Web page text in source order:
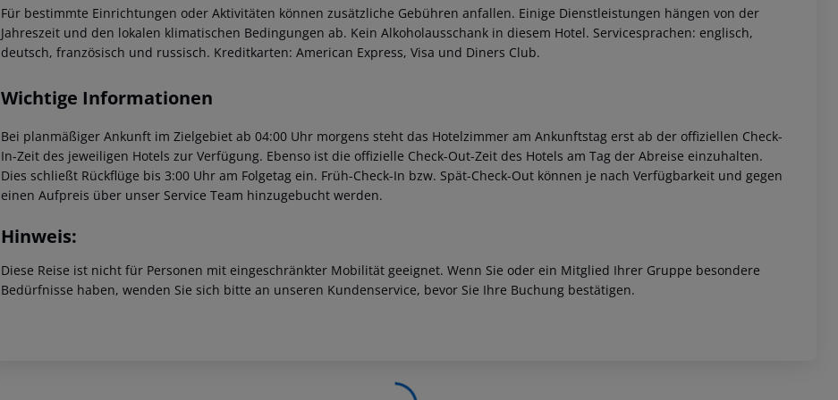
Für bestimmte Einrichtungen oder Aktivitäten können zusätzliche Gebühren anfallen. Einige Dienstleistungen hängen von der
Jahreszeit und den lokalen klimatischen Bedingungen ab. Kein Alkoholausschank in diesem Hotel. Servicesprachen: englisch,
deutsch, französisch und russisch. Kreditkarten: American Express, Visa und Diners Club.
Wichtige Informationen
Bei planmäßiger Ankunft im Zielgebiet ab 04:00 Uhr morgens steht das Hotelzimmer am Ankunftstag erst ab der offiziellen Check-
In-Zeit des jeweiligen Hotels zur Verfügung. Ebenso ist die offizielle Check-Out-Zeit des Hotels am Tag der Abreise einzuhalten.
Dies schließt Rückflüge bis 3:00 Uhr am Folgetag ein. Früh-Check-In bzw. Spät-Check-Out können je nach Verfügbarkeit und gegen
einen Aufpreis über unser Service Team hinzugebucht werden.
Hinweis:
Diese Reise ist nicht für Personen mit eingeschränkter Mobilität geeignet. Wenn Sie oder ein Mitglied Ihrer Gruppe besondere
Bedürfnisse haben, wenden Sie sich bitte an unseren Kundenservice, bevor Sie Ihre Buchung bestätigen.